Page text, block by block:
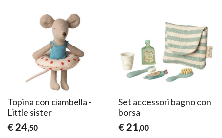
Topina con ciambella -
Little sister
€ 24,50
Set accessori bagno con
borsa
€ 21,00